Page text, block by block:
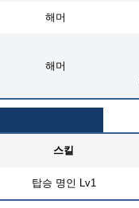
해머
해머
스킬
탑승 명인 Lv1